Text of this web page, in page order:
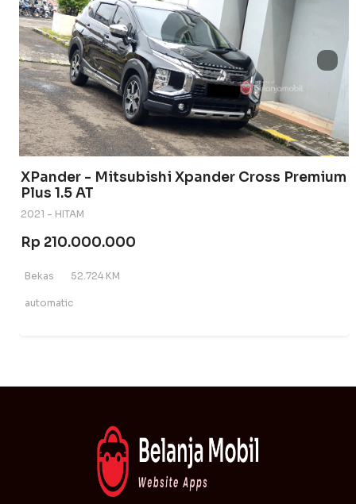
XPander - Mitsubishi Xpander Cross Premium
Plus 1.5 AT
2021 - HITAM
Rp 210.000.000
Bekas 52.724 KM
automatic